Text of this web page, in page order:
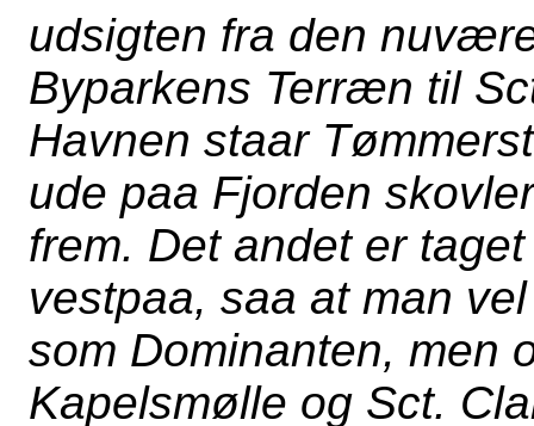
udsigten fra den
Byparkens Terræn til
Havnen staar
ude paa Fjorden
frem. Det andet er
vestpaa, saa at man
som Dominanten, men
Kapelsmølle og Sct.